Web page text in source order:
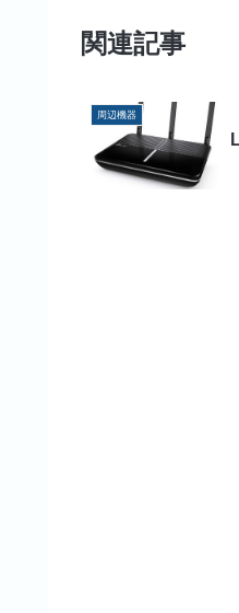
関連記事
周辺機器